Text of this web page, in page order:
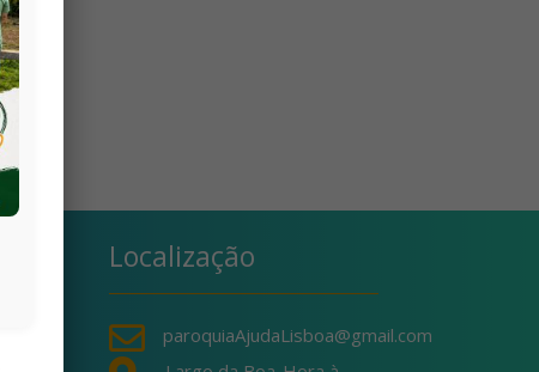
Localização
 paroquiaAjudaLisboa@gmail.com